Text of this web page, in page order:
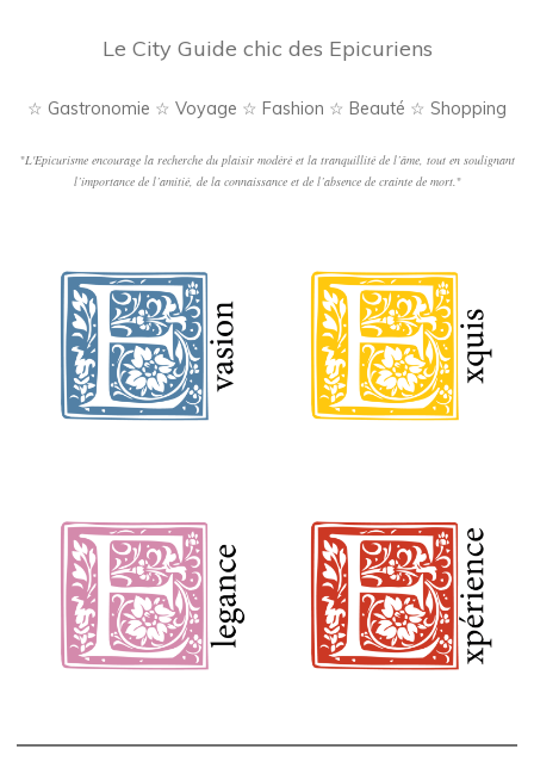
Le City Guide chic des Epicuriens
☆ Gastronomie ☆ Voyage ☆ Fashion ☆ Beauté ☆ Shopping
"L'Epicurisme encourage la recherche du plaisir modéré et la tranquillité de l’âme, tout en soulignant
l’importance de l’amitié, de la connaissance et de l’absence de crainte de mort."